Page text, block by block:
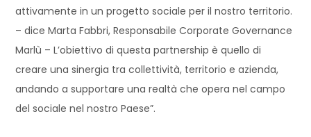
attivamente in un progetto sociale per il nostro territorio.
– dice Marta Fabbri, Responsabile Corporate Governance
Marlù – L’obiettivo di questa partnership è quello di
creare una sinergia tra collettività, territorio e azienda,
andando a supportare una realtà che opera nel campo
del sociale nel nostro Paese”.